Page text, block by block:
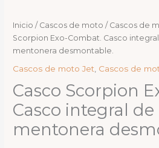
Inicio / Cascos de moto / Cascos de
Scorpion Exo-Combat. Casco
mentonera desmontable.
Cascos de moto Jet Cascos de
Casco Scorpion
Casco integral
mentonera